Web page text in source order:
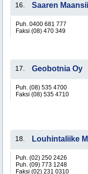
16. Saaren
Puh. 0400 681 777
Faksi (08) 470 349
17. Geobotnia Oy
Puh. (08) 535 4700
Faksi (08) 535 4710
18. Louhintaliike
Puh. (02) 250 2426
Puh. (09) 773 1248
Faksi (02) 231 0310